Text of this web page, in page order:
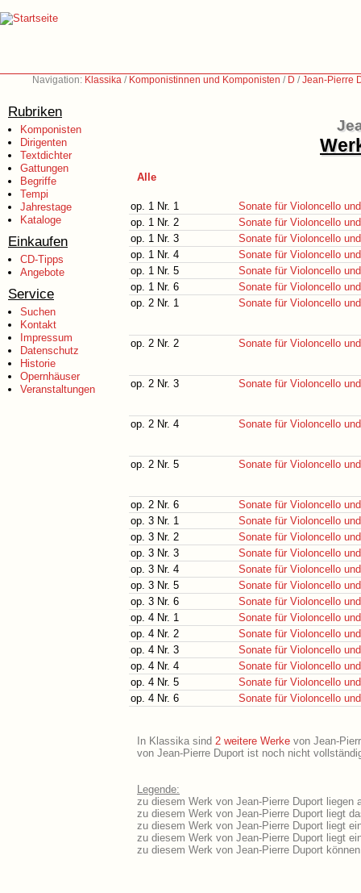
Navigation: Klassika / Komponistinnen und Komponisten / D /Jean-Pierre
Rubriken
Komponisten
Dirigenten
Textdichter
Gattungen
Begriffe
Tempi
Jahrestage
Kataloge
Einkaufen
CD-Tipps
Angebote
Service
Suchen
Kontakt
Impressum
Datenschutz
Historie
Opernhäuser
Veranstaltungen
Alle
op. 1 Nr. 1
Sonate für Violoncello
op. 1 Nr. 2
Sonate für Violoncello
op. 1 Nr. 3
Sonate für Violoncello
op. 1 Nr. 4
Sonate für Violoncello
op. 1 Nr. 5
Sonate für Violoncello
op. 1 Nr. 6
Sonate für Violoncello
op. 2 Nr. 1
Sonate für Violoncello
op. 2 Nr. 2 Sonate für Violoncello
op. 2 Nr. 3 Sonate für Violoncello
op. 2 Nr. 4 Sonate für Violoncello
op. 2 Nr. 5 Sonate für Violoncello
op. 2 Nr. 6
Sonate für Violoncello
op. 3 Nr. 1
Sonate für Violoncello
op. 3 Nr. 2
Sonate für Violoncello
op. 3 Nr. 3
Sonate für Violoncello
op. 3 Nr. 4
Sonate für Violoncello
op. 3 Nr. 5
Sonate für Violoncello
op. 3 Nr. 6
Sonate für Violoncello
op. 4 Nr. 1
Sonate für Violoncello
op. 4 Nr. 2
Sonate für Violoncello
op. 4 Nr. 3
Sonate für Violoncello
op. 4 Nr. 4
Sonate für Violoncello
op. 4 Nr. 5
Sonate für Violoncello
op. 4 Nr. 6
Sonate für Violoncello
In Klassika sind 2 weitere Werke von Jean-
von Jean-Pierre Duport ist noch nicht
Legende:
zu diesem Werk von Jean-Pierre Duport liegen
zu diesem Werk von Jean-Pierre Duport liegt
zu diesem Werk von Jean-Pierre Duport liegt
zu diesem Werk von Jean-Pierre Duport liegt
zu diesem Werk von Jean-Pierre Duport